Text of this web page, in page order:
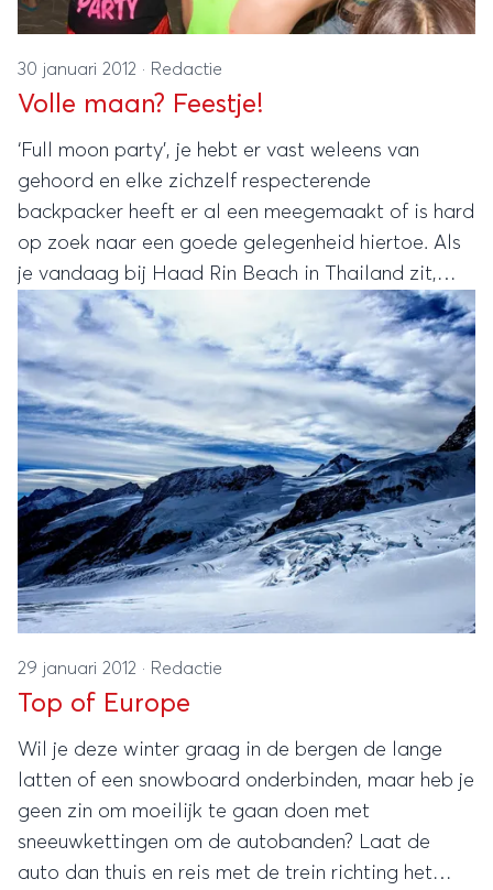
30 januari 2012 · Redactie
Volle maan? Feestje!
‘Full moon party’, je hebt er vast weleens van
gehoord en elke zichzelf respecterende
backpacker heeft er al een meegemaakt of is hard
op zoek naar een goede gelegenheid hiertoe. Als
je vandaag bij Haad Rin Beach in Thailand zit,
dan is het straks feest. Thailand is echter niet het
enige land waar je een full moon party kunt
meemaken.
29 januari 2012 · Redactie
Top of Europe
Wil je deze winter graag in de bergen de lange
latten of een snowboard onderbinden, maar heb je
geen zin om moeilijk te gaan doen met
sneeuwkettingen om de autobanden? Laat de
auto dan thuis en reis met de trein richting het